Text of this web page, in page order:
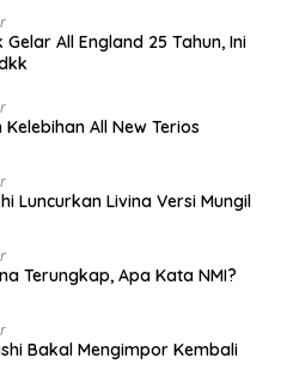
All England 25 Tahun, Ini
All New Terios
Luncurkan Livina Versi Mungil
Terungkap, Apa Kata NMI?
Bakal Mengimpor Kembali